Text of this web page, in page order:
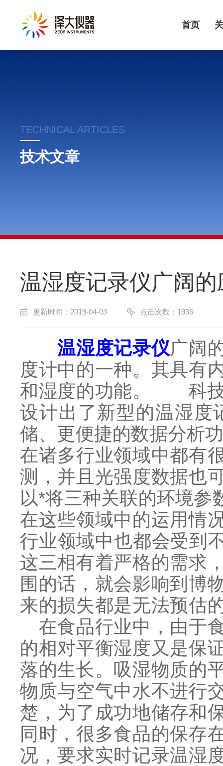
首页
TECHNICAL ARTICLES
技术文章
温湿度记录仪广阔
更新时间：2019-04-03 点击次数：1936
温湿度记录仪广阔
度计中的一种。其具有
和湿度的功能。
科技
设计出了新型的温湿度
储、更便捷的数据分析
在诸多行业领域中都有
测，并且光强度数据也
以*将三种关联的环境参
在这些领域中的运用情
行业领域中也都会受到
这三相有着严格的需求
围的话，就会影响到博
来的损失都是无法预估
在食品行业中，由于
的相对平衡湿度又是保
落的生长。吸湿物质的
物质与空气中水不进行
楚，为了成功地储存和
同时，很多食品的保存
况，要求实时记录温湿